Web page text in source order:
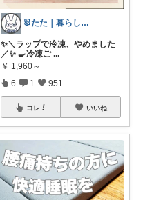
🐰たた｜暮らしと子育て
✨＼ラップで冷凍、やめました
／✨ 🍳冷凍ご ...
￥ 1,960～
6 1 951
コレ いいね